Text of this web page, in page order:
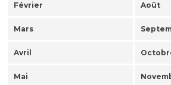
Février Août
Mars
Avril
Mai